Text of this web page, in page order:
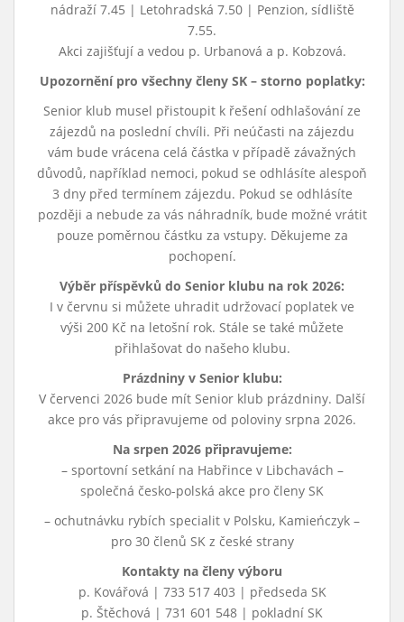
nádraží 7.45 | Letohradská 7.50 | Penzion, sídliště
7.55.
Akci zajišťují a vedou p. Urbanová a p. Kobzová.
Upozornění pro všechny členy SK – storno poplatky:
Senior klub musel přistoupit k řešení odhlašování ze
zájezdů na poslední chvíli. Při neúčasti na zájezdu
vám bude vrácena celá částka v případě závažných
důvodů, například nemoci, pokud se odhlásíte alespoň
3 dny před termínem zájezdu. Pokud se odhlásíte
později a nebude za vás náhradník, bude možné vrátit
pouze poměrnou částku za vstupy. Děkujeme za
pochopení.
Výběr příspěvků do Senior klubu na rok 2026:
I v červnu si můžete uhradit udržovací poplatek ve
výši 200 Kč na letošní rok. Stále se také můžete
přihlašovat do našeho klubu.
Prázdniny v Senior klubu:
V červenci 2026 bude mít Senior klub prázdniny. Další
akce pro vás připravujeme od poloviny srpna 2026.
Na srpen 2026 připravujeme:
– sportovní setkání na Habřince v Libchavách –
společná česko-polská akce pro členy SK
– ochutnávku rybích specialit v Polsku, Kamieńczyk –
pro 30 členů SK z české strany
Kontakty na členy výboru
p. Kovářová | 733 517 403 | předseda SK
p. Štěchová | 731 601 548 | pokladní SK